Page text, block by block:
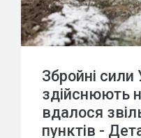
Збройні сили
здійснюють
вдалося
пунктів -